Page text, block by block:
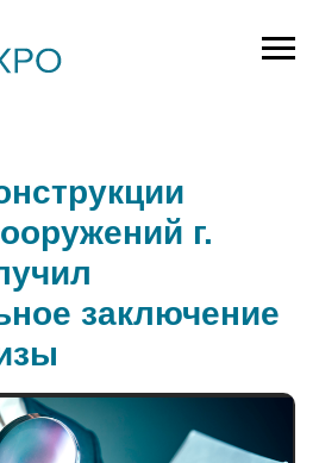
г.
заключение